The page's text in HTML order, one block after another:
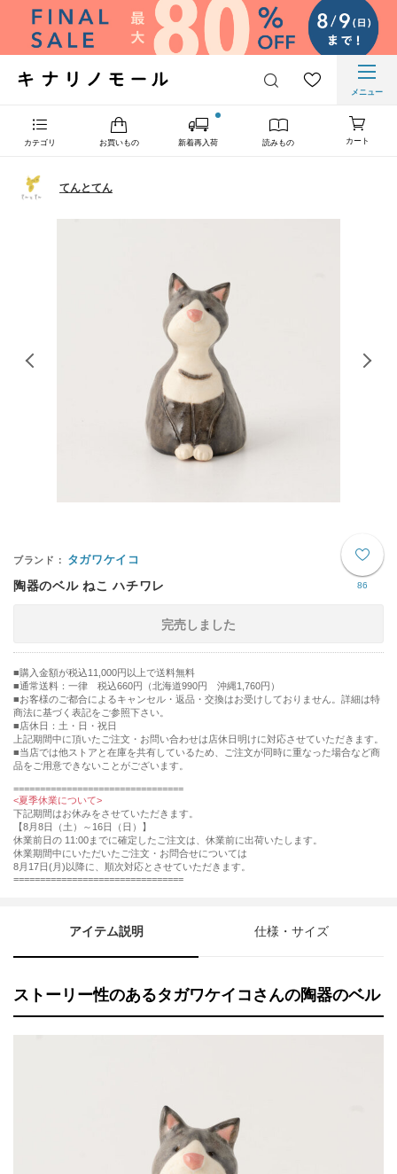
メニュー
カテゴリ お買いもの 新着再入荷 読みもの カート
てんとてん
86
タガワケイコ
陶器のベル ねこ ハチワレ
完売しました
購入金額が税込11,000円以上で送料無料
通常送料：一律 税込660円（北海道990円 沖縄1,760円）
■お客様のご都合によるキャンセル・返品・交換はお受けしておりません。詳細は特
商法に基づく表記をご参照下さい。
■店休日：土・日・祝日
上記期間中に頂いたご注文・お問い合わせは店休日明けに対応させていただきます。
■当店では他ストアと在庫を共有しているため、ご注文が同時に重なった場合など商
品をご用意できないことがございます。
================================
<夏季休業について>
下記期間はお休みをさせていただきます。
【8月8日（土）～16日（日）】
休業前日の 11:00までに確定したご注文は、休業前に出荷いたします。
休業期間中にいただいたご注文・お問合せについては
8月17日(月)以降に、順次対応とさせていただきます。
================================
アイテム説明 仕様・サイズ
ストーリー性のあるタガワケイコさんの陶器のベル